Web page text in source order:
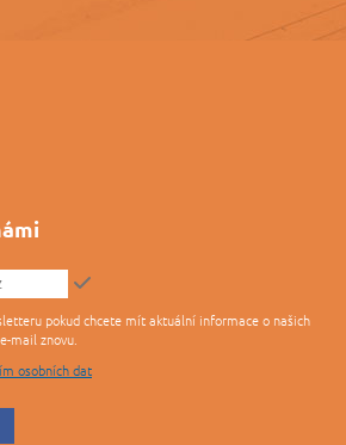
pokud chcete mít aktuální informace o našich
mail znovu.
osobních dat